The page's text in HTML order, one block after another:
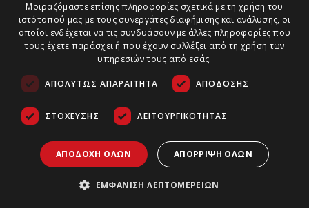
Μοιραζόμαστε επίσης πληροφορίες σχετικά με τη χρήση του
ιστότοπού μας με τους συνεργάτες διαφήμισης και ανάλυσης, οι
οποίοι ενδέχεται να τις συνδυάσουν με άλλες πληροφορίες που
τους έχετε παράσχει ή που έχουν συλλέξει από τη χρήση των
υπηρεσιών τους από εσάς.
ΑΠΟΛΎΤΩΣ ΑΠΑΡΑΊΤΗΤΑ ΑΠΌΔΟΣΗΣ
ΣΤΌΧΕΥΣΗΣ ΛΕΙΤΟΥΡΓΙΚΌΤΗΤΑΣ
ΑΠΟΔΟΧΉ ΌΛΩΝ ΑΠΌΡΡΙΨΗ ΌΛΩΝ
ΕΜΦΆΝΙΣΗ ΛΕΠΤΟΜΕΡΕΙΏΝ